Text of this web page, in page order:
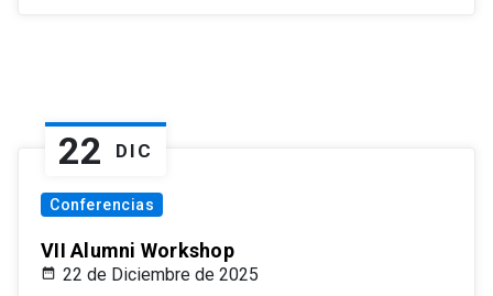
22 DIC
Conferencias
VII Alumni Workshop
22 de Diciembre de 2025